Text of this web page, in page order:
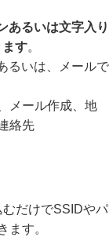
あるいは文字入り
す。
るいは、メールで
メール作成、地
絡先
だけでSSIDやパ
ます。